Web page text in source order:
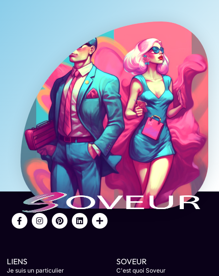
LIENS
Je suis un particulier
SOVEUR
C'est quoi Soveur